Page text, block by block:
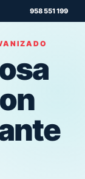
958 551 199